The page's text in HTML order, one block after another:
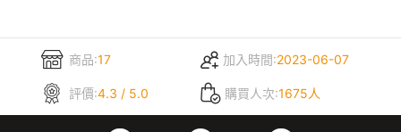
商品:17 加入時間:2023-06-07
評價:4.3 / 5.0 購買人次:1675人